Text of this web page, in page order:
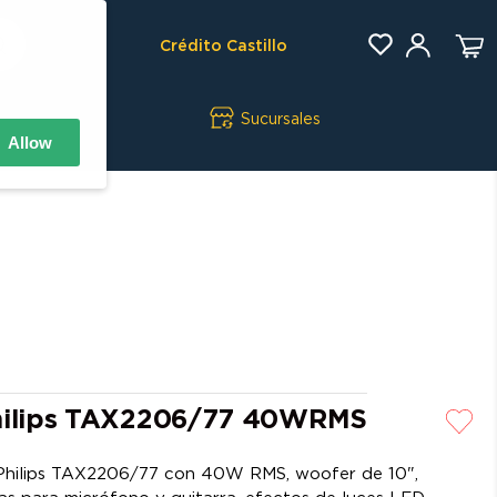
Crédito Castillo
Sucursales
TAX2206/77 40WRMS
TAX2206/77 con 40W RMS, woofer de 10",
Allow